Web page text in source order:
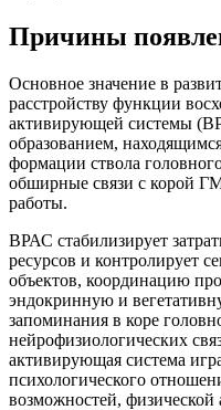
Причины
Основное значение в
расстройству функции
активирующей системы
образованием,
формации ствола
обширные связи с корой
работы.
ВРАС стабилизирует
ресурсов и контролирует
объектов, координацию
эндокринную и
запоминания в коре
нейрофизиологических
активирующая система
психологического
возможностей, физической